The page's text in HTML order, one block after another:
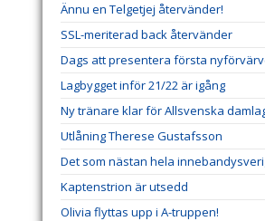
Ännu en Telgetjej återvänder!
SSL-meriterad back återvänder
Dags att presentera första
Lagbygget inför 21/22 är igång
Ny tränare klar för Allsvenska
Utlåning Therese Gustafsson
Det som nästan hela
Kaptenstrion är utsedd
Olivia flyttas upp i A-truppen!